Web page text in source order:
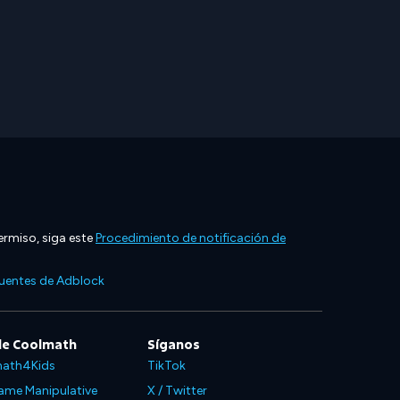
siga esteProcedimiento de notificación de
de Adblock
Coolmath
Manipulative
Síganos
TikTok
X / Twitter